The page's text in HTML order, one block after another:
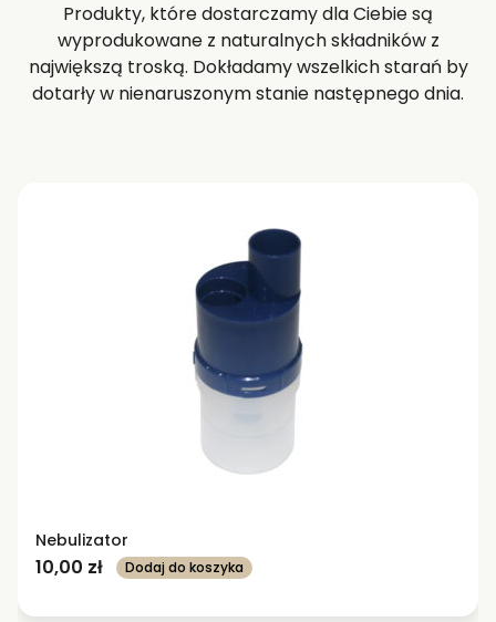
Produkty, które dostarczamy dla Ciebie są
wyprodukowane z naturalnych składników z
największą troską. Dokładamy wszelkich starań by
dotarły w nienaruszonym stanie następnego dnia.
Nebulizator
10,00 zł Dodaj do koszyka